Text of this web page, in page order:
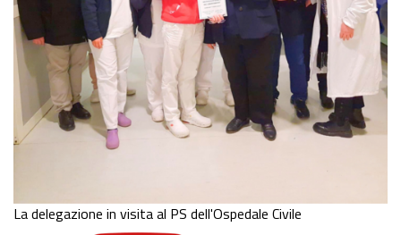
La delegazione in visita al PS dell'Ospedale Civile